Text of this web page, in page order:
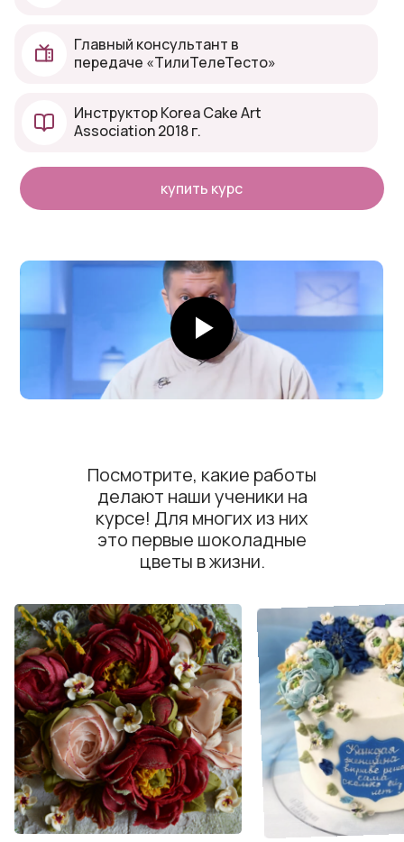
Главный консультант в
передаче «ТилиТелеТесто»
Инструктор Korea Cake Art
Association 2018 г.
купить курс
Посмотрите, какие работы
делают наши ученики на
курсе! Для многих из них
это первые шоколадные
цветы в жизни.